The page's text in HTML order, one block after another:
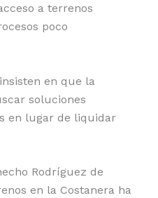
a terrenos
poco
en que la
soluciones
en lugar de liquidar
Rodríguez de
en la Costanera ha